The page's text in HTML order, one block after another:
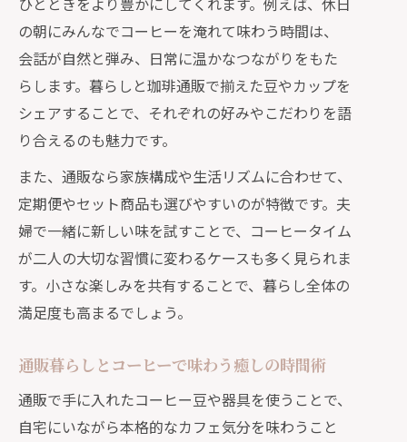
の朝にみんなでコーヒーを淹れて味わう時間は、
会話が自然と弾み、日常に温かなつながりをもた
らします。暮らしと珈琲通販で揃えた豆やカップを
シェアすることで、それぞれの好みやこだわりを語
り合えるのも魅力です。
また、通販なら家族構成や生活リズムに合わせて、
定期便やセット商品も選びやすいのが特徴です。夫
婦で一緒に新しい味を試すことで、コーヒータイム
が二人の大切な習慣に変わるケースも多く見られま
す。小さな楽しみを共有することで、暮らし全体の
満足度も高まるでしょう。
通販暮らしとコーヒーで味わう癒しの時間術
通販で手に入れたコーヒー豆や器具を使うことで、
自宅にいながら本格的なカフェ気分を味わうこと